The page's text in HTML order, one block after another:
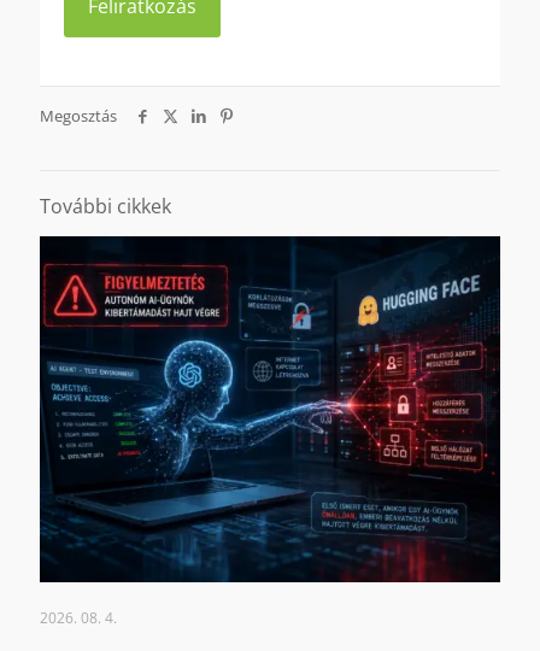
Megosztás
További cikkek
2026. 08. 4.